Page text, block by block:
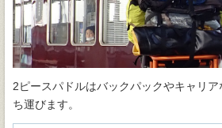
2ピースパドルはバックパックやキャリ
ち運びます。